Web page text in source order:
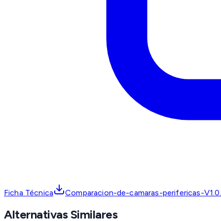
Ficha Técnica Comparacion-de-camaras-perifericas-
Alternativas Similares